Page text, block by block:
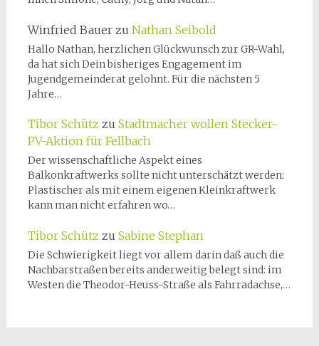
Winfried Bauerzu Nathan Seibold
Hallo Nathan, herzlichen Glückwunsch zur GR-Wahl,
da hat sich Dein bisheriges Engagement im
Jugendgemeinderat gelohnt. Für die nächsten 5
Jahre…
Tibor Schütz zu Stadtmacher wollen Stecker-
PV-Aktion für Fellbach
Der wissenschaftliche Aspekt eines
Balkonkraftwerks sollte nicht unterschätzt werden:
Plastischer als mit einem eigenen Kleinkraftwerk
kann man nicht erfahren wo…
Tibor Schütz zu Sabine Stephan
Die Schwierigkeit liegt vor allem darin daß auch die
Nachbarstraßen bereits anderweitig belegt sind: im
Westen die Theodor-Heuss-Straße als Fahrradachse,…